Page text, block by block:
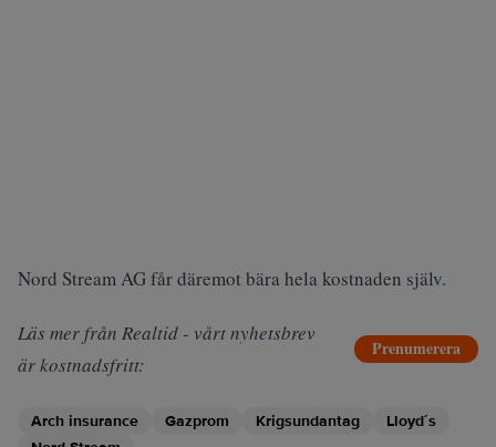
Nord Stream AG får däremot bära hela kostnaden själv.
Läs mer från Realtid - vårt nyhetsbrev
är kostnadsfritt:
Prenumerera
Arch insurance Gazprom Krigsundantag
Lloyd´s